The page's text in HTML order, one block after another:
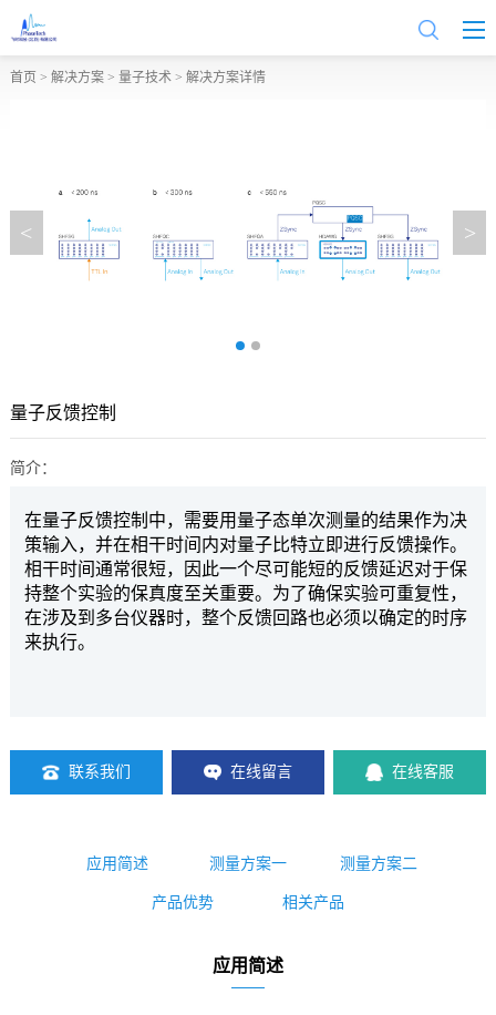
首页 > 解决方案> 量子技术> 解决方案详情
< >
量子反馈控制
简介：
在量子反馈控制中，需要用量子态单次测量的结果作为决
策输入，并在相干时间内对量子比特立即进行反馈操作。
相干时间通常很短，因此一个尽可能短的反馈延迟对于保
持整个实验的保真度至关重要。为了确保实验可重复性，
在涉及到多台仪器时，整个反馈回路也必须以确定的时序
来执行。
联系我们 在线留言 在线客服
应用简述 测量方案一 测量方案二
产品优势 相关产品
应用简述